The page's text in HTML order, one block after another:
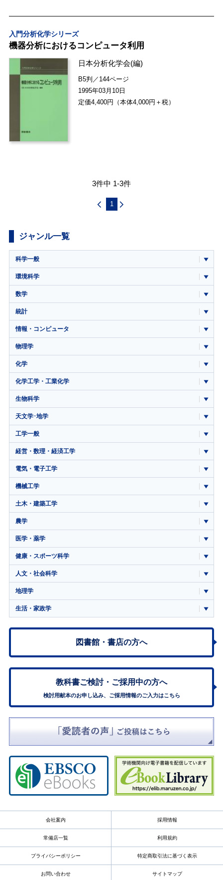
入門分析化学シリーズ
機器分析におけるコンピュータ利用
日本分析化学会(編)
B5判／144ページ
1995年03月10日
定価4,400円（本体4,000円＋税）
3件中 1-3件
1
ジャンル一覧
科学一般
環境科学
数学
統計
情報・コンピュータ
物理学
化学
化学工学・工業化学
生物科学
天文学･地学
工学一般
経営・数理・経済工学
電気・電子工学
機械工学
土木・建築工学
農学
医学・薬学
健康・スポーツ科学
人文・社会科学
地理学
生活・家政学
図書館・書店の方へ
教科書ご検討・ ご採用中の方へ
検討用献本のお申し込み、ご採用情報のご入力はこちら
会社案内 採用情報
常備店一覧 利用規約
プライバシーポリシー 特定商取引法に基づく表示
お問い合わせ サイトマップ